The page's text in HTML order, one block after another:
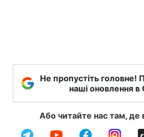
Не пропустіть головне!
наші оновлення в
Або читайте нас там, де